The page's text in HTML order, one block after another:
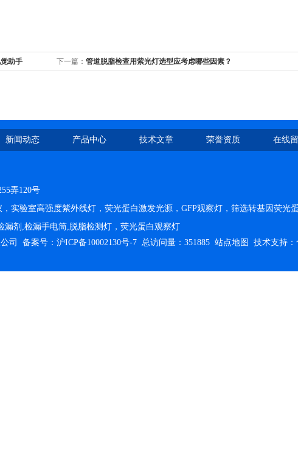
助手 下一篇： 管道脱脂检查用紫光灯选型应考虑哪些因素？
新闻动态 产品中心 技术文章 荣誉资质 在线
弄120号
实验室高强度紫外线灯，荧光蛋白激发光源，GFP观察灯，筛选转基因荧光
剂,检漏手电筒,脱脂检测灯，荧光蛋白观察灯
司 备案号：沪ICP备10002130号-7 总访问量：351885 站点地图 技术支持：